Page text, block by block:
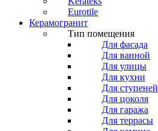
Eurotile
Керамогранит
Тип помещения
Для фасада
Для ванной
Для улицы
Для кухни
Для ступеней
Для цоколя
Для гаража
Для террасы